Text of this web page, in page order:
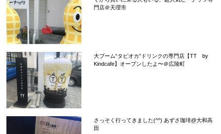
門店＠天理市
大ブーム“タピオカ”ドリンクの専門店【TT by
Kindcafe】オープンしたよ〜＠広陵町
さっそく行ってきました(^^) あずさ珈琲@大和高
田